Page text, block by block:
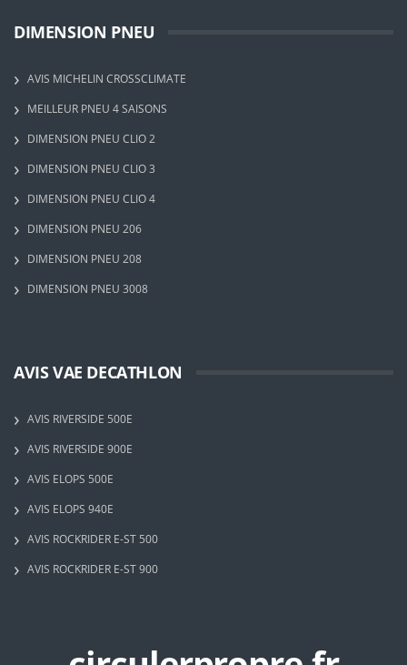
DIMENSION PNEU
AVIS MICHELIN CROSSCLIMATE
MEILLEUR PNEU 4 SAISONS
DIMENSION PNEU CLIO 2
DIMENSION PNEU CLIO 3
DIMENSION PNEU CLIO 4
DIMENSION PNEU 206
DIMENSION PNEU 208
DIMENSION PNEU 3008
AVIS VAE DECATHLON
AVIS RIVERSIDE 500E
AVIS RIVERSIDE 900E
AVIS ELOPS 500E
AVIS ELOPS 940E
AVIS ROCKRIDER E-ST 500
AVIS ROCKRIDER E-ST 900